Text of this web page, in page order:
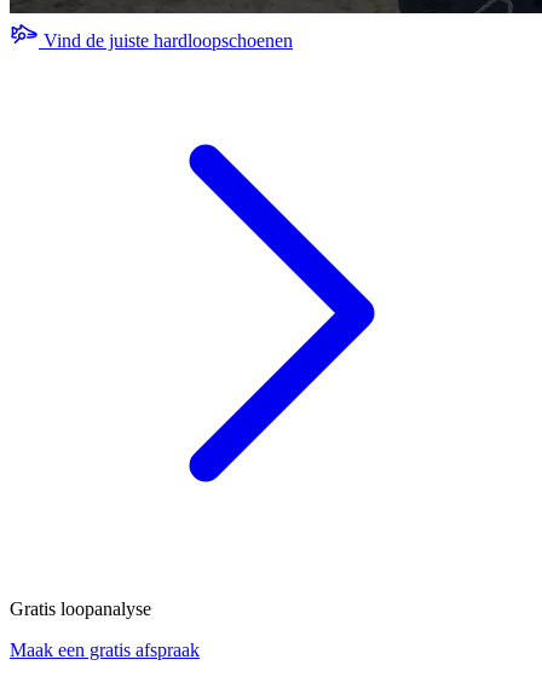
Vind de juiste hardloopschoenen
Gratis loopanalyse
Maak een gratis afspraak